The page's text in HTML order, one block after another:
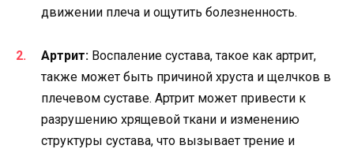
движении плеча и ощутить болезненность.
Артрит: Воспаление сустава, такое как артрит,
также может быть причиной хруста и щелчков в
плечевом суставе. Артрит может привести к
разрушению хрящевой ткани и изменению
структуры сустава, что вызывает трение и